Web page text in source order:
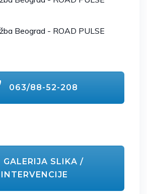
063/88-52-208
GALERIJA SLIKA /
INTERVENCIJE